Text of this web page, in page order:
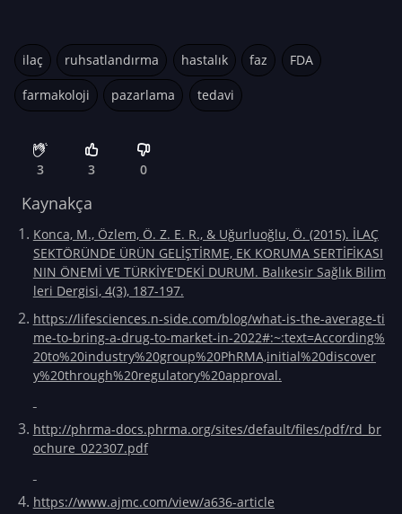
ilaç ruhsatlandırma hastalık faz FDA
farmakoloji pazarlama tedavi
3 3 0
Kaynakça
Konca, M., Özlem, Ö. Z. E. R., & Uğurluoğlu, Ö. (2015). İLAÇ
SEKTÖRÜNDE ÜRÜN GELİŞTİRME, EK KORUMA SERTİFİKASI
NIN ÖNEMİ VE TÜRKİYE'DEKİ DURUM. Balıkesir Sağlık Bilim
leri Dergisi, 4(3), 187-197.
https://lifesciences.n-side.com/blog/what-is-the-average-ti
me-to-bring-a-drug-to-market-in-2022#:~:text=According%
20to%20industry%20group%20PhRMA,initial%20discover
y%20through%20regulatory%20approval.
http://phrma-docs.phrma.org/sites/default/files/pdf/rd_br
ochure_022307.pdf
https://www.ajmc.com/view/a636-article